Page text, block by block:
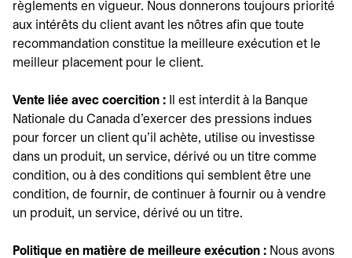
règlements en vigueur. Nous donnerons toujours priorité
aux intérêts du client avant les nôtres afin que toute
recommandation constitue la meilleure exécution et le
meilleur placement pour le client.
Vente liée avec coercition :
Il est interdit à la Banque
Nationale du Canada d'exercer des pressions indues
pour forcer un client qu'il achète, utilise ou investisse
dans un produit, un service, dérivé ou un titre comme
condition, ou à des conditions qui semblent être une
condition, de fournir, de continuer à fournir ou à vendre
un produit, un service, dérivé ou un titre.
Politique en matière de meilleure exécution : Nous avons